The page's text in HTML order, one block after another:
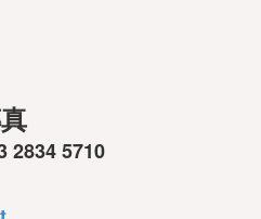
2834 5710